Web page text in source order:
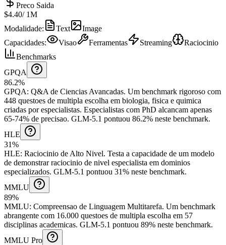
Preco Saida
$4.40/ 1M
Modalidade: Text
Image
Capacidades: Visao Ferramentas Streaming
Raciocinio
Benchmarks
GPQA
86.2%
GPQA: Q&A de Ciencias Avancadas. Um benchmark rigoroso com
448 questoes de multipla escolha em biologia, fisica e quimica
criadas por especialistas. Especialistas com PhD alcancam apenas
65-74% de precisao. GLM-5.1 pontuou 86.2% neste benchmark.
HLE
31%
HLE: Raciocinio de Alto Nivel. Testa a capacidade de um modelo
de demonstrar raciocinio de nivel especialista em dominios
especializados. GLM-5.1 pontuou 31% neste benchmark.
MMLU
89%
MMLU: Compreensao de Linguagem Multitarefa. Um benchmark
abrangente com 16.000 questoes de multipla escolha em 57
disciplinas academicas. GLM-5.1 pontuou 89% neste benchmark.
MMLU Pro